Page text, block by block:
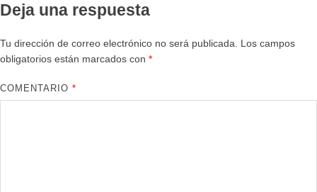
Deja una respuesta
Tu dirección de correo electrónico no será publicada.
Los campos
obligatorios están marcados con *
COMENTARIO*